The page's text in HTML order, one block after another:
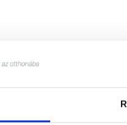
hogy ezen
a weblapot
található